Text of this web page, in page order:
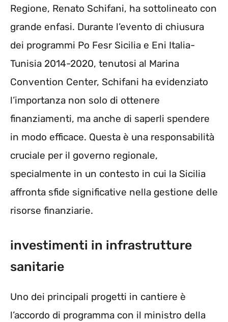
Regione, Renato Schifani, ha sottolineato con
grande enfasi. Durante l’evento di chiusura
dei programmi Po Fesr Sicilia e Eni Italia-
Tunisia 2014-2020, tenutosi al Marina
Convention Center, Schifani ha evidenziato
l’importanza non solo di ottenere
finanziamenti, ma anche di saperli spendere
in modo efficace. Questa è una responsabilità
cruciale per il governo regionale,
specialmente in un contesto in cui la Sicilia
affronta sfide significative nella gestione delle
risorse finanziarie.
investimenti in infrastrutture
sanitarie
Uno dei principali progetti in cantiere è
l’accordo di programma con il ministro della